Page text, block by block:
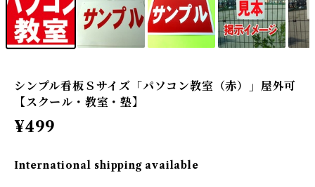
シンプル看板Ｓサイズ「パソコン教室（赤）」屋外可
【スクール・教室・塾】
¥499
International shipping available